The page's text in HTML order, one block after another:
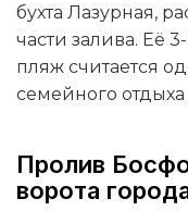
бухта Лазурная,
части залива. Её
пляж считается
семейного
Пролив
ворота